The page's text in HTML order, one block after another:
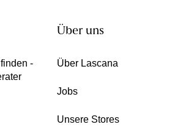
-
Über uns
Über Lascana
Jobs
Unsere Stores